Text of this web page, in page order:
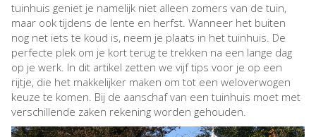
tuinhuis geniet je namelijk niet alleen zomers van de tuin,
maar ook tijdens de lente en herfst. Wanneer het buiten
nog net iets te koud is, neem je plaats in het tuinhuis. De
perfecte plek om je kort terug te trekken na een lange dag
op je werk. In dit artikel zetten we vijf tips voor je op een
rijtje, die het makkelijker maken om tot een weloverwogen
keuze te komen. Bij de aanschaf van een tuinhuis moet met
verschillende zaken rekening worden gehouden.